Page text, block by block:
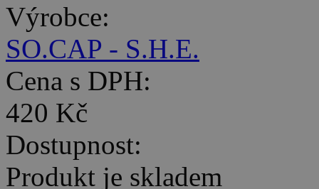
Výrobce:
SO.CAP - S.H.E.
Cena s DPH:
420 Kč
Dostupnost:
Produkt je skladem